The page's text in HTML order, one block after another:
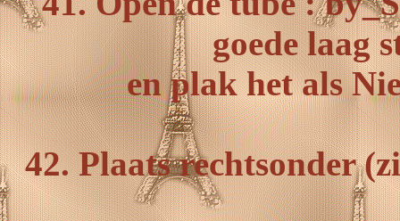
goede laag
en plak het als
42. Plaats rechtsonder